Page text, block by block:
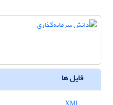
فایل ها